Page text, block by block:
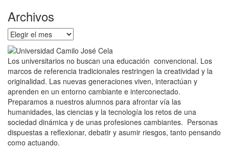
Archivos
Archivos
Los universitarios no buscan una educación convencional. Los
marcos de referencia tradicionales restringen la creatividad y la
originalidad. Las nuevas generaciones viven, interactúan y
aprenden en un entorno cambiante e interconectado.
Preparamos a nuestros alumnos para afrontar vía las
humanidades, las ciencias y la tecnología los retos de una
sociedad dinámica y de unas profesiones cambiantes. Personas
dispuestas a reflexionar, debatir y asumir riesgos, tanto pensando
como actuando.